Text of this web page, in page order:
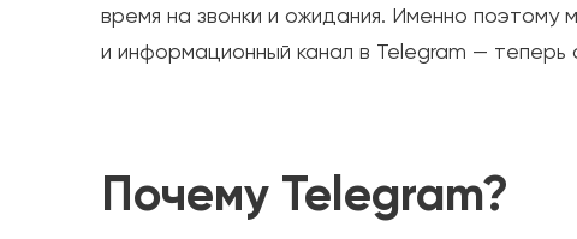
время на звонки и ожидания. Именно поэтому
и информационный канал в Telegram —
Почему Telegram?